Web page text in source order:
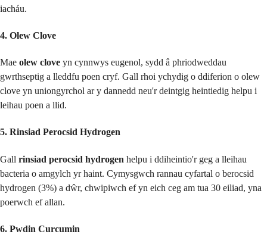
iacháu.
4. Olew Clove
Mae olew clove yn cynnwys eugenol, sydd â phriodweddau
gwrthseptig a lleddfu poen cryf. Gall rhoi ychydig o ddiferion o olew
clove yn uniongyrchol ar y dannedd neu'r deintgig heintiedig helpu i
leihau poen a llid.
5. Rinsiad Perocsid Hydrogen
Gall rinsiad perocsid hydrogen helpu i ddiheintio'r geg a lleihau
bacteria o amgylch yr haint. Cymysgwch rannau cyfartal o berocsid
hydrogen (3%) a dŵr, chwipiwch ef yn eich ceg am tua 30 eiliad, yna
poerwch ef allan.
6. Pwdin Curcumin